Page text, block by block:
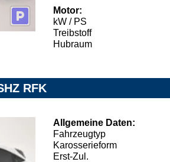
Motor:
kW / PS
Treibstoff
Hubraum
RFK
Allgemeine Daten:
Fahrzeugtyp
Karosserieform
Erst-Zul.